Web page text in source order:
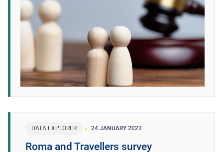
DATA EXPLORER 24 JANUARY 2022
Roma and Travellers survey